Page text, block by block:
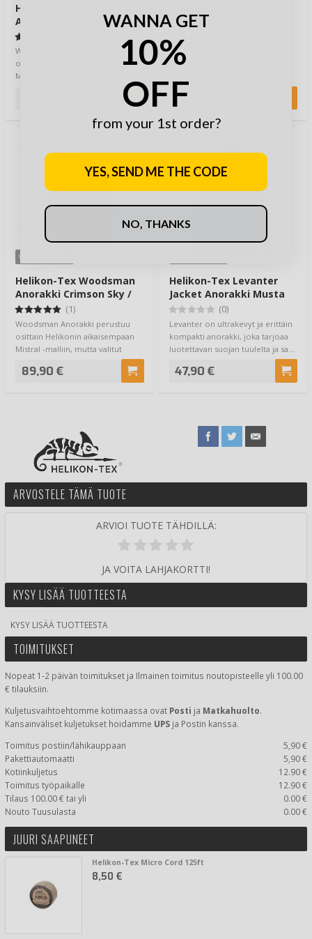
Helikon-Tex Woodsman
Anorakki Taiga Green
Woodsman Anorakki perustuu
osittain Helikonin aikaisempaan
Mistral -malliin, mutta valitut
Anorak Coyote
Puolalaisen Survivaltechin ja
Helikon-Texin suunnittelema
vaativaan outdoo…
109,90 €
VAIHTOEHTOJA
Helikon-Tex Woodsman
Anorakki Crimson Sky /
Ash Grey (1)
Woodsman Anorakki perustuu
osittain Helikonin aikaisempaan
Mistral -malliin, mutta valitut
89,90 €
Helikon-Tex Levanter
Jacket Anorakki Musta
(0)
Levanter on ultrakevyt ja erittäin
kompakti anorakki, joka tarjoaa
luotettavan suojan tuulelta ja sa…
47,90 €
ARVOSTELE TÄMÄ TUOTE
ARVIOI TUOTE TÄHDILLÄ:
JA VOITA LAHJAKORTTI!
KYSY LISÄÄ TUOTTEESTA
KYSY LISÄÄ TUOTTEESTA
TOIMITUKSET
Nopeat 1-2 päivän toimitukset ja Ilmainen toimitus noutopisteelle yli 100.00
€ tilauksiin.
Kuljetusvaihtoehtomme kotimaassa ovat Posti ja Matkahuolto.
Kansainväliset kuljetukset hoidamme UPS ja Postin kanssa.
Toimitus postiin/lähikauppaan
5,90 €
Pakettiautomaatti
5,90 €
Kotiinkuljetus
12.90 €
Toimitus työpaikalle
12.90 €
Tilaus 100.00 € tai yli
0.00 €
Nouto Tuusulasta
0.00 €
JUURI SAAPUNEET
Helikon-Tex Micro Cord 125ft
8,50 €
WANNA GET
10%
OFF
from your 1st order?
YES, SEND ME THE CODE
NO, THANKS